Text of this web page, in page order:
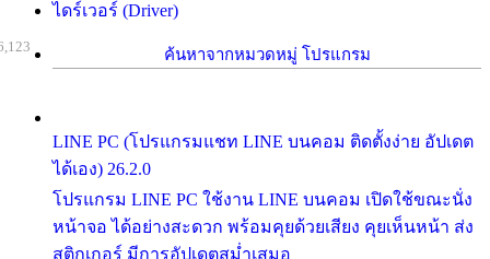
ไดร์เวอร์ (Driver)
ค้นหาจากหมวดหมู่ โปรแกรม
LINE PC (โปรแกรมแชท LINE บนคอม ติดตั้งง่าย อัปเดต
ได้เอง) 26.2.0
โปรแกรม LINE PC ใช้งาน LINE บนคอม เปิดใช้ขณะนั่ง
หน้าจอ ได้อย่างสะดวก พร้อมคุยด้วยเสียง คุยเห็นหน้า ส่ง
สติกเกอร์ มีการอัปเดตสม่ำเสมอ